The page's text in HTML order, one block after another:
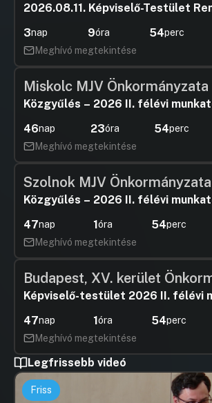
2026.08.11. Képviselő-Testület
3nap 9óra 54perc
Meghívó megtekintése
Miskolc MJV Önkormányzata
Közgyűlés – 2026 II. félévi
46nap 23óra 54perc
Meghívó megtekintése
Szolnok MJV Önkormányzata
Közgyűlés – 2026 II. félévi
47nap 1óra 54perc
Meghívó megtekintése
Budapest, XV. kerület
Képviselő-testület 2026 II. félévi
47nap 1óra 54perc
Meghívó megtekintése
Legfrissebb videó
Friss